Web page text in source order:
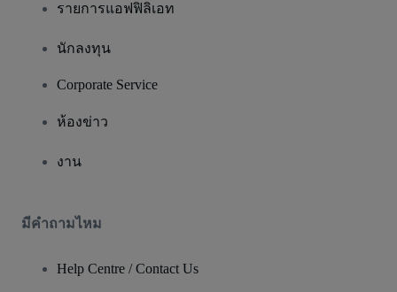
รายการแอฟฟิลิเอท
นักลงทุน
Corporate Service
ห้องข่าว
งาน
มีคําถามไหม
Help Centre / Contact Us